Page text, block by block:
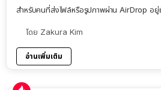
สำหรับคนที่ส่งไฟล์หรือรูปภาพผ่าน AirDrop อยู่
โดย Zakura Kim
อ่านเพิ่มเติม